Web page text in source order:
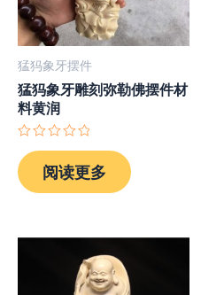
猛犸象牙摆件
猛犸象牙雕刻弥勒佛摆件材
料黄润
评
分
0
&sol;
阅读更多